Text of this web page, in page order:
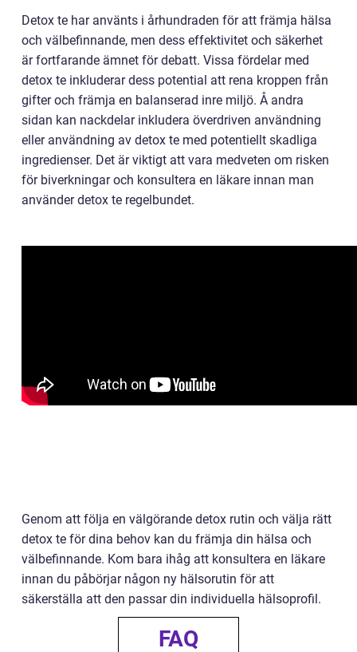
Detox te har använts i århundraden för att främja hälsa
och välbefinnande, men dess effektivitet och säkerhet
är fortfarande ämnet för debatt. Vissa fördelar med
detox te inkluderar dess potential att rena kroppen från
gifter och främja en balanserad inre miljö. Å andra
sidan kan nackdelar inkludera överdriven användning
eller användning av detox te med potentiellt skadliga
ingredienser. Det är viktigt att vara medveten om risken
för biverkningar och konsultera en läkare innan man
använder detox te regelbundet.
Genom att följa en välgörande detox rutin och välja rätt
detox te för dina behov kan du främja din hälsa och
välbefinnande. Kom bara ihåg att konsultera en läkare
innan du påbörjar någon ny hälsorutin för att
säkerställa att den passar din individuella hälsoprofil.
FAQ